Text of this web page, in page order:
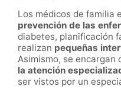
Los médicos de familia
prevención de las
diabetes, planificación
realizan pequeñas
Asimismo, se encargan
la atención
ser vistos por un